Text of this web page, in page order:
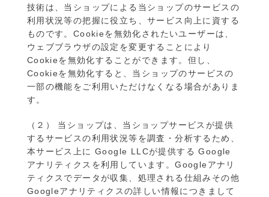
技術は、当ショップによる当ショップのサービスの
利用状況等の把握に役立ち、サービス向上に資する
ものです。Cookieを無効化されたいユーザーは、
ウェブブラウザの設定を変更することにより
Cookieを無効化することができます。但し、
Cookieを無効化すると、当ショップのサービスの
一部の機能をご利用いただけなくなる場合がありま
す。
（２） 当ショップは、当ショップサービスが提供
するサービスの利用状況等を調査・分析するため、
本サービス上に Google LLCが提供する Google
アナリティクスを利用しています。Googleアナリ
ティクスでデータが収集、処理される仕組みその他
Googleアナリティクスの詳しい情報につきまして